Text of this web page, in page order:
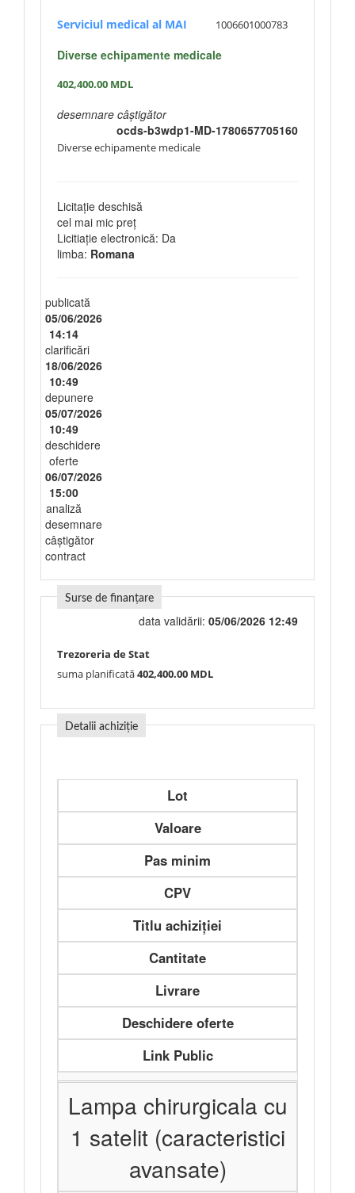
Serviciul medical al MAI 1006601000783
Diverse echipamente medicale
402,400.00 MDL
desemnare câștigător
ocds-b3wdp1-MD-1780657705160
Diverse echipamente medicale
Licitație deschisă
cel mai mic preț
Licitiație electronică: Da
limba: Romana
publicată
05/06/2026
14:14
clarificări
18/06/2026
10:49
depunere
05/07/2026
10:49
deschidere
oferte
06/07/2026
15:00
analiză
desemnare
câștigător
contract
Surse de finanțare
data validării: 05/06/2026 12:49
Trezoreria de Stat
suma planificată402,400.00 MDL
Detalii achiziție
Lot
Valoare
Pas minim
CPV
Titlu achiziției
Cantitate
Livrare
Deschidere oferte
Link Public
Lampa chirurgicala cu
1 satelit (caracteristici
avansate)